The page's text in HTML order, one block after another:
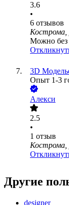
3.6
•
6 отзывов
Кострома,
Можно без
3D
Опыт 1-3
Алекси
2.5
•
1 отзыв
Кострома,
Другие
designer